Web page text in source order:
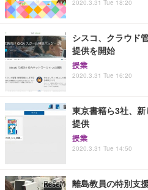
2020.3.31 Tue 18:20
シスコ、クラウド
提供を開始
授業
2020.3.31 Tue 16:20
東京書籍ら3社、新
提供
授業
2020.3.31 Tue 14:50
離島教員の特別支